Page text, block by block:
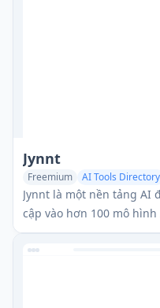
Jynnt
Freemium AI Tools Directory
Jynnt là một nền tảng AI
cập vào hơn 100 mô
nhàng và không giới hạn